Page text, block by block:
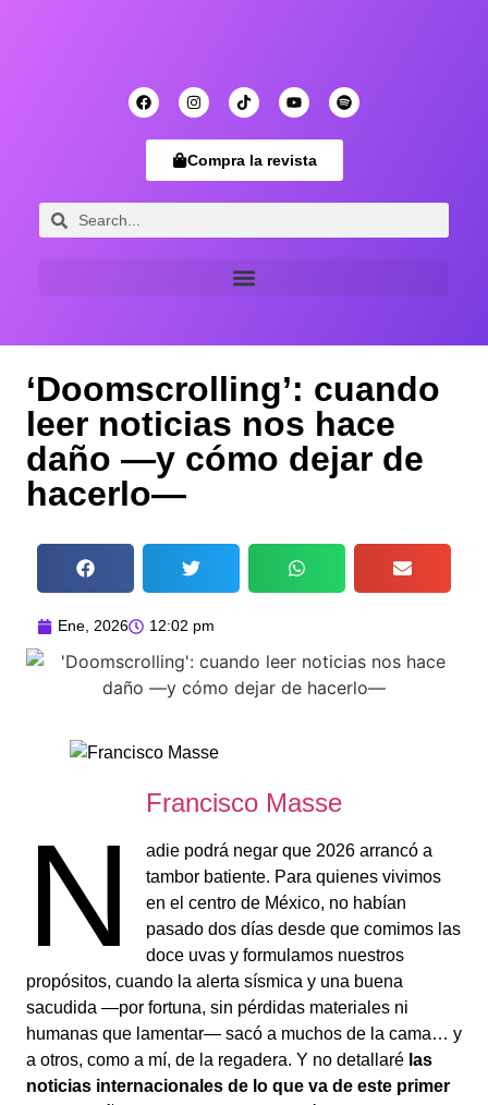
Compra la revista
‘Doomscrolling’: cuando
leer noticias nos hace
daño —y cómo dejar de
hacerlo—
Ene, 2026 12:02 pm
Francisco Masse
N
adie podrá negar que 2026 arrancó a
tambor batiente. Para quienes vivimos
en el centro de México, no habían
pasado dos días desde que comimos las
doce uvas y formulamos nuestros
propósitos, cuando la alerta sísmica y una buena
sacudida —por fortuna, sin pérdidas materiales ni
humanas que lamentar— sacó a muchos de la cama… y
a otros, como a mí, de la regadera. Y no detallaré las
noticias internacionales de lo que va de este primer